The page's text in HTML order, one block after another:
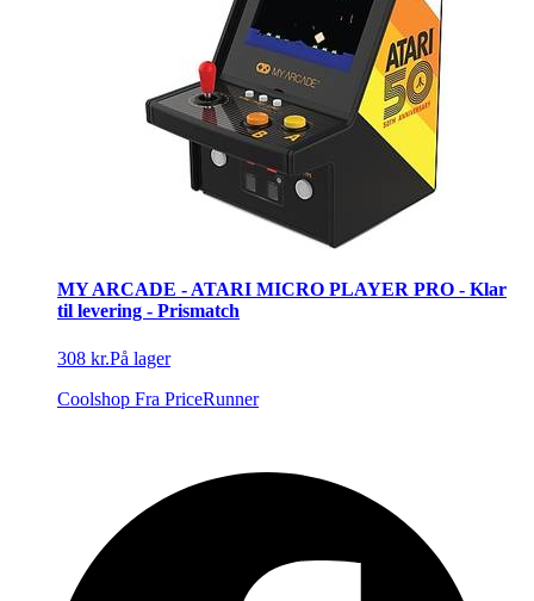
MY ARCADE - ATARI MICRO PLAYER PRO - Klar
til levering - Prismatch
308 kr.På lager
Coolshop Fra PriceRunner